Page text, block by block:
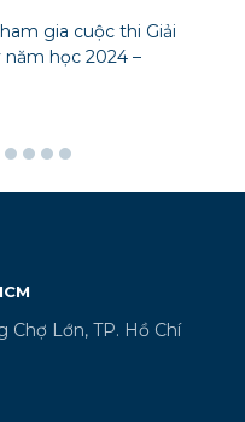
gia cuộc thi Giải
học 2024 –
Chợ Lớn, TP. Hồ Chí